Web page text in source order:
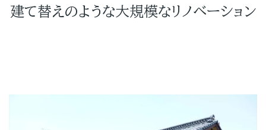
建て替えのような大規模なリノベーション